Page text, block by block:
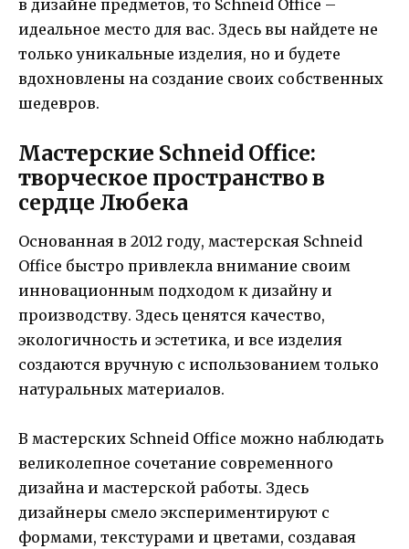
в дизайне предметов, то Schneid Office –
идеальное место для вас. Здесь вы найдете не
только уникальные изделия, но и будете
вдохновлены на создание своих собственных
шедевров.
Мастерские Schneid Office:
творческое пространство в
сердце Любека
Основанная в 2012 году, мастерская Schneid
Office быстро привлекла внимание своим
инновационным подходом к дизайну и
производству. Здесь ценятся качество,
экологичность и эстетика, и все изделия
создаются вручную с использованием только
натуральных материалов.
В мастерских Schneid Office можно наблюдать
великолепное сочетание современного
дизайна и мастерской работы. Здесь
дизайнеры смело экспериментируют с
формами, текстурами и цветами, создавая